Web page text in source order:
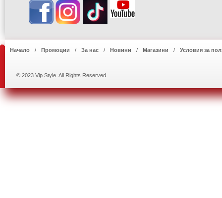
Начало Промоции За нас Новини Магазини Условия за
© 2023 Vip Style. All Rights Reserved.